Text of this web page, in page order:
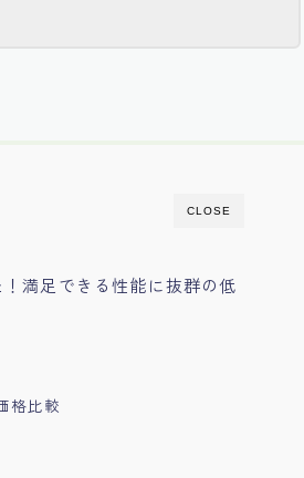
CLOSE
満足できる性能に抜群の低
格比較